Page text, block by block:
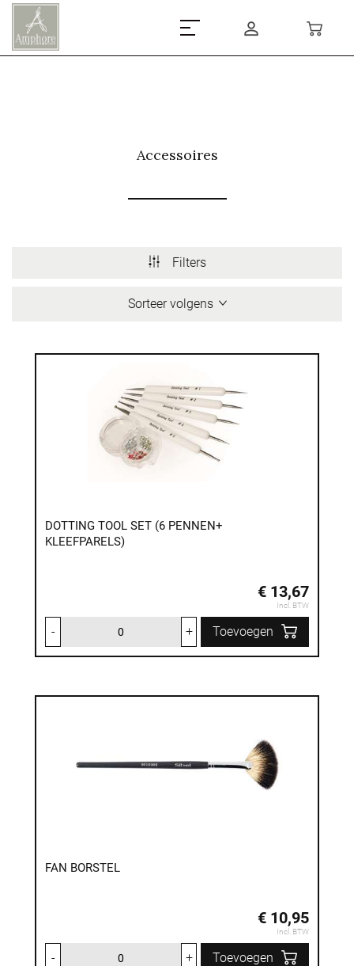
Accessoires
Filters
Sorteer volgens
DOTTING TOOL SET (6 PENNEN+
KLEEFPARELS)
€ 13,67
Incl. BTW
- + Toevoegen
FAN BORSTEL
€ 10,95
Incl. BTW
- + Toevoegen